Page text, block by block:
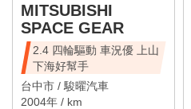
MITSUBISHI
SPACE GEAR
2.4 四輪驅動 車況優 上山
下海好幫手
台中市 / 駿曜汽車
2004年 / km